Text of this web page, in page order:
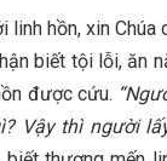
hồn, xin
biết tội lỗi, ăn
được cứu.
Vậy thì người